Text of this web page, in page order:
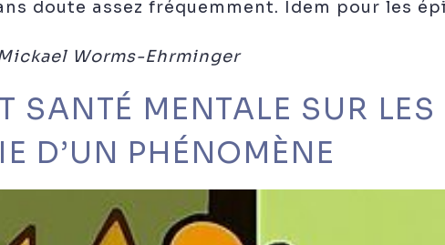
doute assez fréquemment. Idem pour les
Worms-Ehrminger
SANTÉ MENTALE SUR
D’UN PHÉNOMÈNE